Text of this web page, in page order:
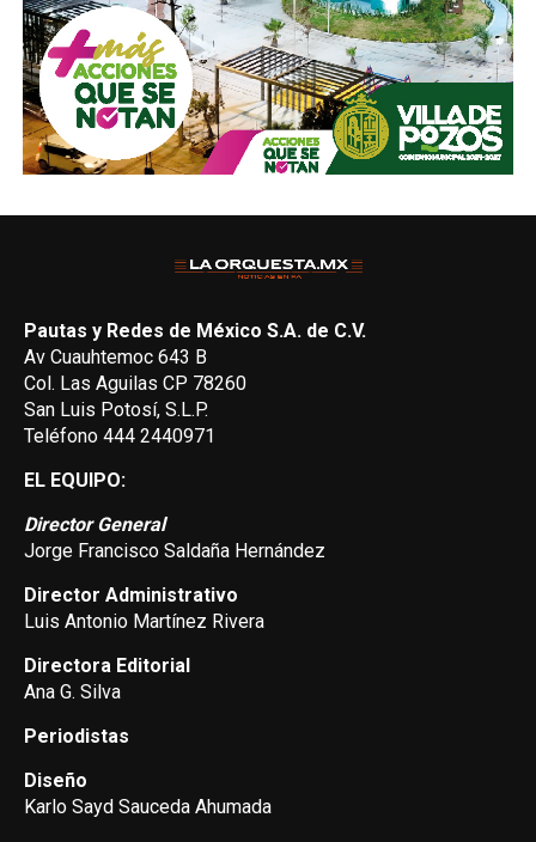
Pautas y Redes de México S.A. de C.V.
Av Cuauhtemoc 643 B
Col. Las Aguilas CP 78260
San Luis Potosí, S.L.P.
Teléfono 444 2440971
EL EQUIPO:
Director General
Jorge Francisco Saldaña Hernández
Director Administrativo
Luis Antonio Martínez Rivera
Directora Editorial
Ana G. Silva
Periodistas
Diseño
Karlo Sayd Sauceda Ahumada